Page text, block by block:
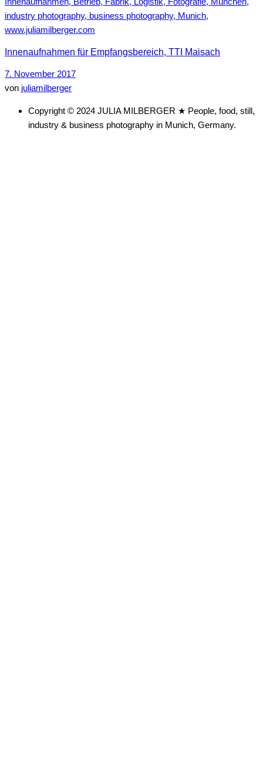
Innenaufnahmen für Empfangsbereich, TTI Maisach
7. November 2017
von juliamilberger
Copyright © 2024 JULIA MILBERGER ★ People, food, still,
industry & business photography in Munich, Germany.